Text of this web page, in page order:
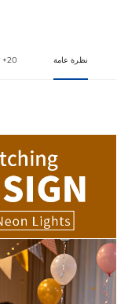
نظرة عامة 20+ Years Source factory